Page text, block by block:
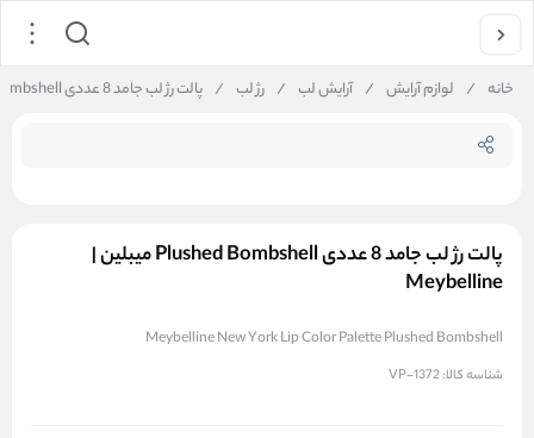
خانه / لوازم آرایش / آرایش لب / رژ لب / پالت رژ لب جامد 8 عددی Plushed Bombshell میبلین | Meybelline
پالت رژ لب جامد 8 عددی Plushed Bombshell میبلین |
Meybelline
Meybelline New York Lip Color Palette Plushed Bombshell
شناسه کالا:VP-1372